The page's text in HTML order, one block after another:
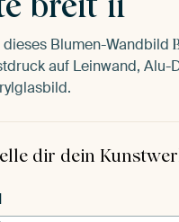
dieses Blumen-Wandbild
auf Leinwand, Alu-
dir dein